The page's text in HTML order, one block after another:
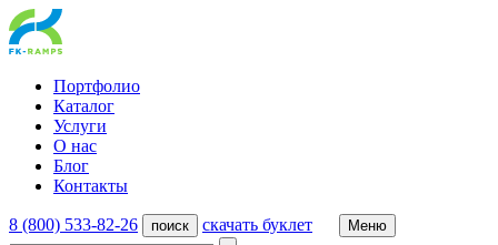
Портфолио
Каталог
Услуги
О нас
Блог
Контакты
8 (800) 533-82-26 поиск cкачать буклет Меню